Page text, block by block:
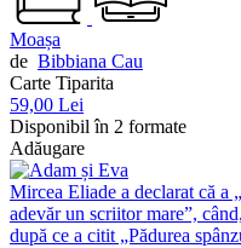
Moașa
de Bibbiana Cau
Carte Tiparita
59,00 Lei
Disponibil în 2 formate
Adăugare
Mircea Eliade a declarat că a
adevăr un scriitor mare”, când,
după ce a citit „Pădurea